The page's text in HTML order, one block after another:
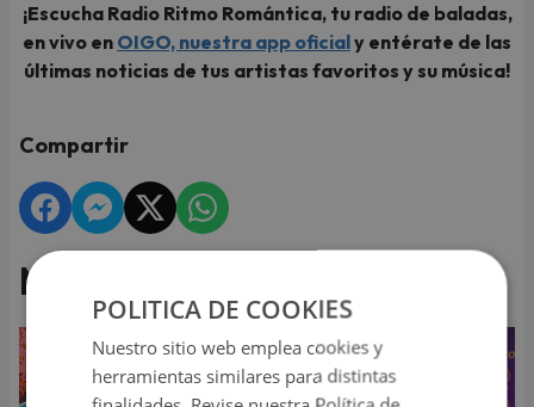
¡Escucha Radio Ritmo Romántica, tu radio de baladas,
en vivo en OIGO, nuestra app oficialy entérate de las
últimas noticias de tus artistas favoritos y su música!
Compartir
Más de Horóscopo
POLITICA DE COOKIES
Nuestro sitio web emplea cookies y
herramientas similares para distintas